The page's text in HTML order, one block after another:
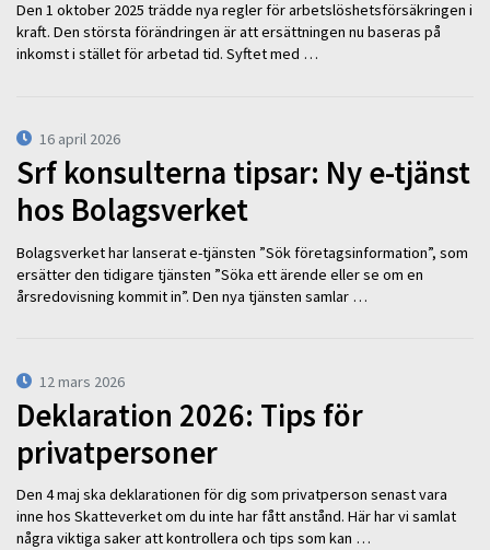
Den 1 oktober 2025 trädde nya regler för arbetslöshetsförsäkringen i
kraft. Den största förändringen är att ersättningen nu baseras på
inkomst i stället för arbetad tid. Syftet med …
16 april 2026
Srf konsulterna tipsar: Ny e-tjänst
hos Bolagsverket
Bolagsverket har lanserat e-tjänsten ”Sök företagsinformation”, som
ersätter den tidigare tjänsten ”Söka ett ärende eller se om en
årsredovisning kommit in”. Den nya tjänsten samlar …
12 mars 2026
Deklaration 2026: Tips för
privatpersoner
Den 4 maj ska deklarationen för dig som privatperson senast vara
inne hos Skatteverket om du inte har fått anstånd. Här har vi samlat
några viktiga saker att kontrollera och tips som kan …